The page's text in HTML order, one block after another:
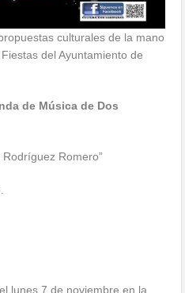
culturales de la mano
del Ayuntamiento de
de Música de Dos
Romero”
lunes 7 de noviembre en la